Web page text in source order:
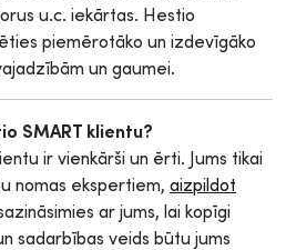
u.c. iekārtas. Hestio
piemērotāko un izdevīgāko
un gaumei.
SMART klientu?
ir vienkārši un ērti. Jums tikai
nomas ekspertiem, aizpildot
ar jums, lai kopīgi
sadarbības veids būtu jums